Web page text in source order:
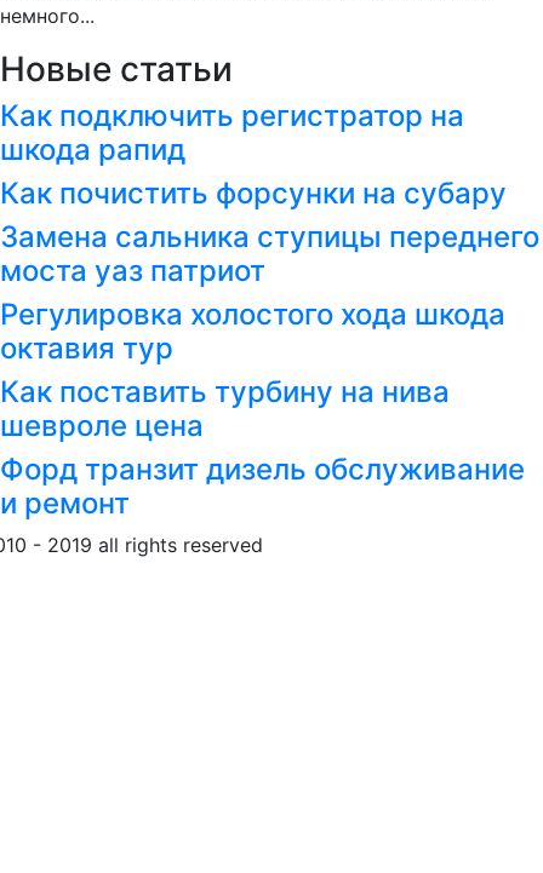
немного...
Новые статьи
Как подключить регистратор на
шкода рапид
Как почистить форсунки на субару
Замена сальника ступицы переднего
моста уаз патриот
Регулировка холостого хода шкода
октавия тур
Как поставить турбину на нива
шевроле цена
Форд транзит дизель обслуживание
и ремонт
- 2019 all rights reserved